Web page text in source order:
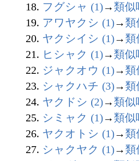
18. フグシャ (1)→ 類似
19. アワヤクシ (1)→ 類
20. ヤクシイシ (1)→ 類
21. ヒシャク (1)→ 類似
22. ジャクオウ (1)→ 類
23. シャクハチ (3)→ 類
24. ヤクドシ (2)→ 類似
25. シミャク (1)→ 類似
26. ヤクオトシ (1)→ 類
27. シャクヤク (1)→ 類